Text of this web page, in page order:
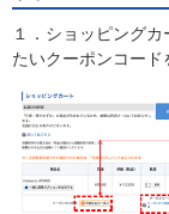
１．ショッピング
たいクーポンコード